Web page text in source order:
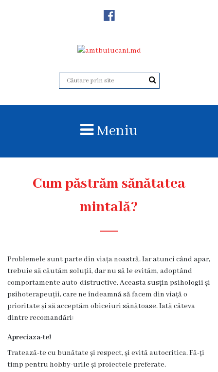
Acreditare
administrativă
de
Familie
Secția
Medicină
2
Meniu
Cum păstrăm sănătatea
mintală?
Problemele sunt parte din viața noastră. Iar atunci când apar,
trebuie să căutăm soluții, dar nu să le evităm, adoptând
comportamente auto-distructive. Aceasta susțin psihologii și
psihoterapeuții, care ne îndeamnă să facem din viață o
prioritate și să acceptăm obiceiuri sănătoase. Iată câteva
dintre recomandări:
Apreciaza-te!
Tratează-te cu bunătate și respect, și evită autocritica. Fă-ți
timp pentru hobby-urile și proiectele preferate.